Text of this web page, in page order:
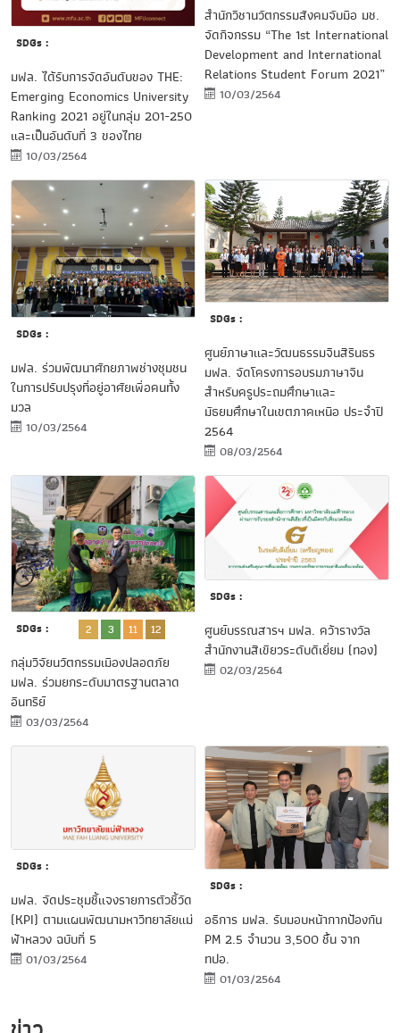
SDGs :
มฟล. ได้รับการจัดอันดับของ THE:
Emerging Economics University
Ranking 2021 อยู่ในกลุ่ม 201-250
และเป็นอันดับที่ 3 ของไทย
10/03/2564
สำนักวิชานวัตกรรมสังคมจับมือ มช.
จัดกิจกรรม “The 1st International
Development and International
Relations Student Forum 2021”
10/03/2564
SDGs :
ประชาสัมพันธ์
มฟล. ร่วมพัฒนาศักยภาพช่างชุมชน
ในการปรับปรุงที่อยู่อาศัยเพื่อคนทั้ง
มวล
10/03/2564
SDGs :
ศูนย์ภาษาและวัฒนธรรมจีนสิรินธร
มฟล. จัดโครงการอบรมภาษาจีน
สำหรับครูประถมศึกษาและ
มัธยมศึกษาในเขตภาคเหนือ ประจำปี
2564
08/03/2564
SDGs :
healthsci-
ประชาสัมพันธ์
2 3 11 12
กลุ่มวิจัยนวัตกรรมเมืองปลอดภัย
มฟล. ร่วมยกระดับมาตรฐานตลาด
อินทรีย์
03/03/2564
SDGs :
ศูนย์บรรณสารฯ มฟล. คว้ารางวัล
สำนักงานสีเขียวระดับดีเยี่ยม (ทอง)
02/03/2564
SDGs :
มฟล. จัดประชุมชี้แจงรายการตัวชี้วัด
(KPI) ตามแผนพัฒนามหาวิทยาลัยแม่
ฟ้าหลวง ฉบับที่ 5
01/03/2564
SDGs :
อธิการ มฟล. รับมอบหน้ากากป้องกัน
PM 2.5 จำนวน 3,500 ชิ้น จาก
ทปอ.
01/03/2564